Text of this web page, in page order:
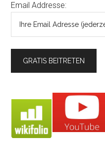
Email Addresse: